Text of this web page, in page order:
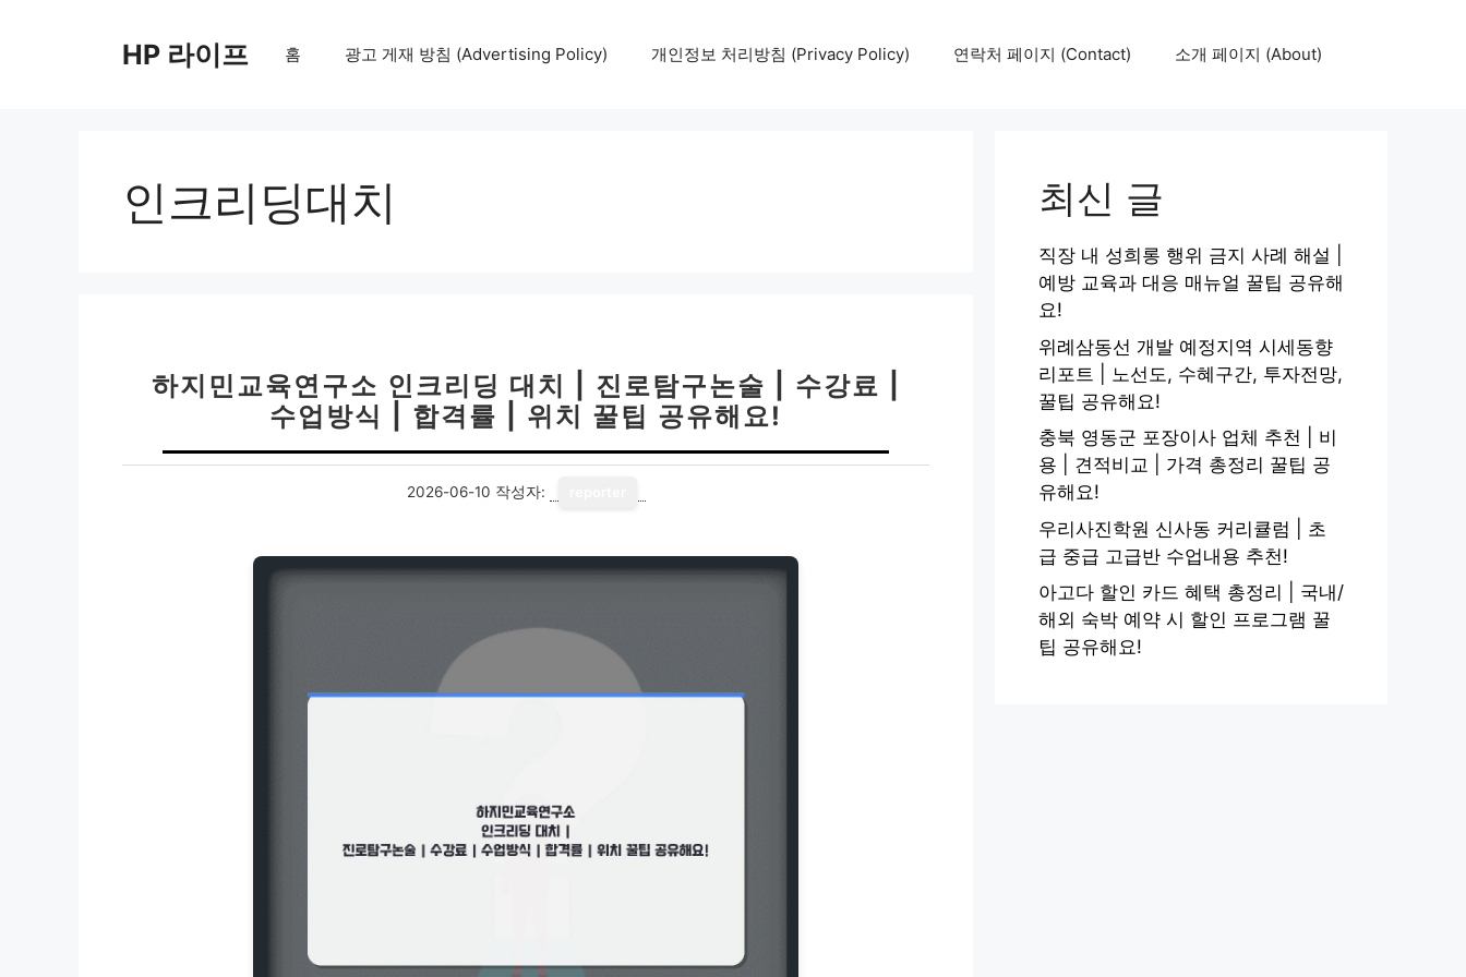
HP 라이프 홈 광고 게재 방침 (Advertising Policy) 개인정보 처리방침 (Privacy Policy) 연락처 페이지 (Contact) 소개 페이지 (About)
인크리딩대치
하지민교육연구소 인크리딩 대치 | 진로탐구논술 | 수강료 |
수업방식 | 합격률 | 위치 꿀팁 공유해요!
2026-06-10 작성자:
최신 글
직장 내 성희롱 행위 금지 사례 해설 |
예방 교육과 대응 매뉴얼 꿀팁 공유해
요!
위례삼동선 개발 예정지역 시세동향
리포트 | 노선도, 수혜구간, 투자전망,
꿀팁 공유해요!
충북 영동군 포장이사 업체 추천 | 비
용 | 견적비교 | 가격 총정리 꿀팁 공
유해요!
우리사진학원 신사동 커리큘럼 | 초
급 중급 고급반 수업내용 추천!
아고다 할인 카드 혜택 총정리 | 국내/
해외 숙박 예약 시 할인 프로그램 꿀
팁 공유해요!